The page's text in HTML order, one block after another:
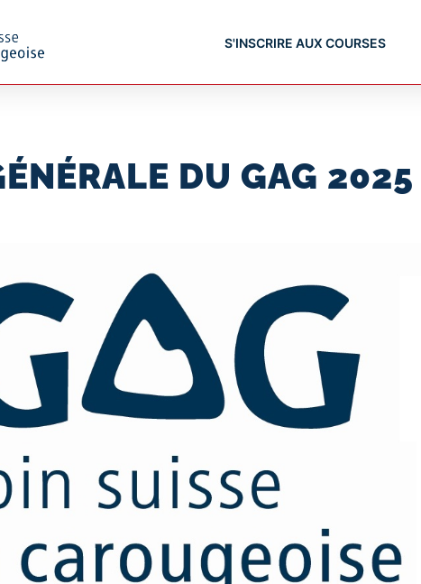
S'INSCRIRE AUX COURSES
DU GAG 2025